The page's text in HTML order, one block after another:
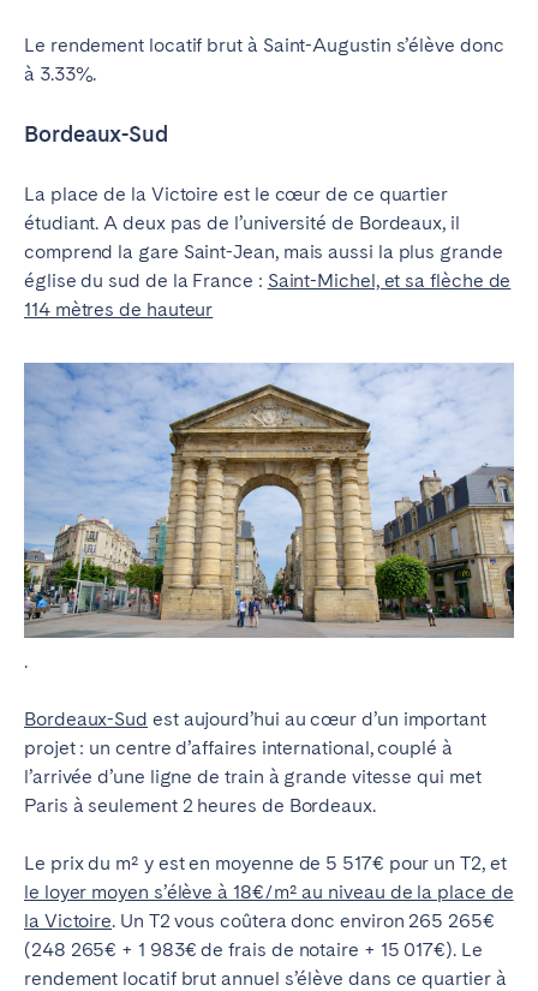
Le rendement locatif brut à Saint-Augustin s’élève donc
à 3.33%.
Bordeaux-Sud
La place de la Victoire est le cœur de ce quartier
étudiant. A deux pas de l’université de Bordeaux, il
comprend la gare Saint-Jean, mais aussi la plus grande
église du sud de la France : Saint-Michel, et sa flèche de
114 mètres de hauteur
.
Bordeaux-Sud est aujourd’hui au cœur d’un important
projet : un centre d’affaires international, couplé à
l’arrivée d’une ligne de train à grande vitesse qui met
Paris à seulement 2 heures de Bordeaux.
Le prix du m² y est en moyenne de 5 517€ pour un T2, et
le loyer moyen s’élève à 18€/m² au niveau de la place de
la Victoire. Un T2 vous coûtera donc environ 265 265€
(248 265€ + 1 983€ de frais de notaire + 15 017€). Le
rendement locatif brut annuel s’élève dans ce quartier à